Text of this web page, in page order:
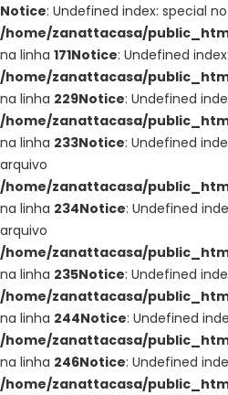
Notice: Undefined index: special
/home/zanattacasa/
na linha 171Notice: Undefined
/home/zanattacasa/
na linha 229Notice: Undefined
/home/zanattacasa/
na linha 233Notice: Undefined
arquivo
/home/zanattacasa/
na linha 234Notice: Undefined
arquivo
/home/zanattacasa/
na linha 235Notice: Undefined
/home/zanattacasa/
na linha 244Notice: Undefined
/home/zanattacasa/
na linha 246Notice: Undefined
/home/zanattacasa/